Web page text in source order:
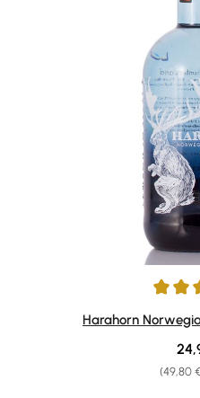
Durchschnittliche
Harahorn
(49,80